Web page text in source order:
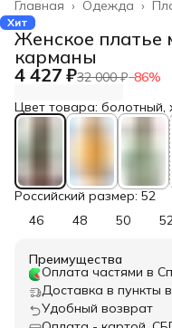
Одежда ›
Главная ›
Хит
Женское платье
карманы
4 427 ₽32 000 ₽−86%
Цвет товара: болотный,
Российский размер: 52
46
48 50
Преимущества
Оплата частями в
Доставка в пункты
Удобный возврат